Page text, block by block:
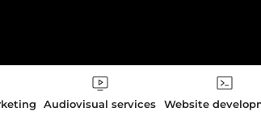
Audiovisual services Website